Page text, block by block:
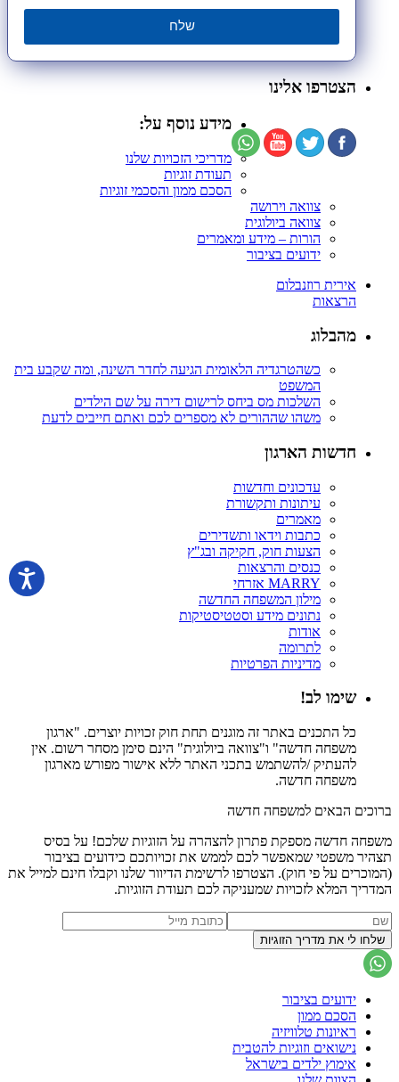
שלח
הצטרפו אלינו
מידע נוסף על:
מדריכי הזכויות שלנו
תעודת זוגיות
הסכם ממון והסכמי זוגיות
צוואה וירושה
צוואה ביולוגית
הורות – מידע ומאמרים
ידועים בציבור
אירית רוזנבלום
הרצאות
מהבלוג
כשהטרגדיה הלאומית הגיעה לחדר השינה, ומה שקבע בית
המשפט
השלכות מס ביחס לרישום דירה על שם הילדים
משהו שההורים לא מספרים לכם ואתם חייבים לדעת
חדשות הארגון
עדכונים וחדשות
עיתונות ותקשורת
מאמרים
כתבות וידאו ותשדירים
הצעות חוק, חקיקה ובג"ץ
כנסים והרצאות
MARRY אזרחי
מילון המשפחה החדשה
נתונים מידע וסטטיסטיקות
אודות
לתרומה
מדיניות הפרטיות
שימו לב!
כל התכנים באתר זה מוגנים תחת חוק זכויות יוצרים. "ארגון
משפחה חדשה" ו"צוואה ביולוגית" הינם סימן מסחר רשום. אין
להעתיק /להשתמש בתכני האתר ללא אישור מפורש מארגון
משפחה חדשה.
ברוכים הבאים למשפחה חדשה
משפחה חדשה מספקת פתרון להצהרה על הזוגיות שלכם! על בסיס
תצהיר משפטי שמאפשר לכם לממש את זכויותכם כידועים בציבור
(המוכרים על פי חוק). הצטרפו לרשימת הדיוור שלנו וקבלו חינם למייל את
המדריך המלא לזכויות שמעניקה לכם תעודת הזוגיות.
ידועים בציבור
הסכם ממון
ראיונות טלוויזיה
נישואים וזוגיות להטבית
אימוץ ילדים בישראל